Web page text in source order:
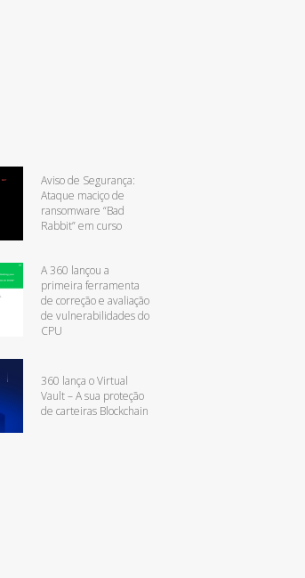
Aviso de Segurança:
Ataque maciço de
ransomware “Bad
Rabbit” em curso
A 360 lançou a
primeira ferramenta
de correção e avaliação
de vulnerabilidades do
CPU
360 lança o Virtual
Vault – A sua proteção
de carteiras Blockchain